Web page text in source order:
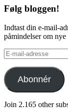
Følg bloggen!
Indtast din e-mail-
påmindelser om
E-
mail-
adresse
Abonnér
Join 2.165 other